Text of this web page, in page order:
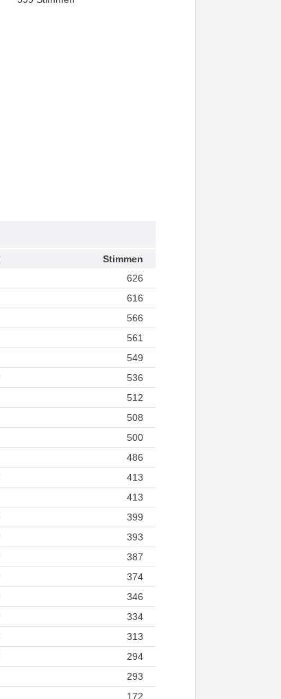
Stimmen
626
616
566
561
549
536
512
508
500
486
413
413
399
393
387
374
346
334
313
294
293
172